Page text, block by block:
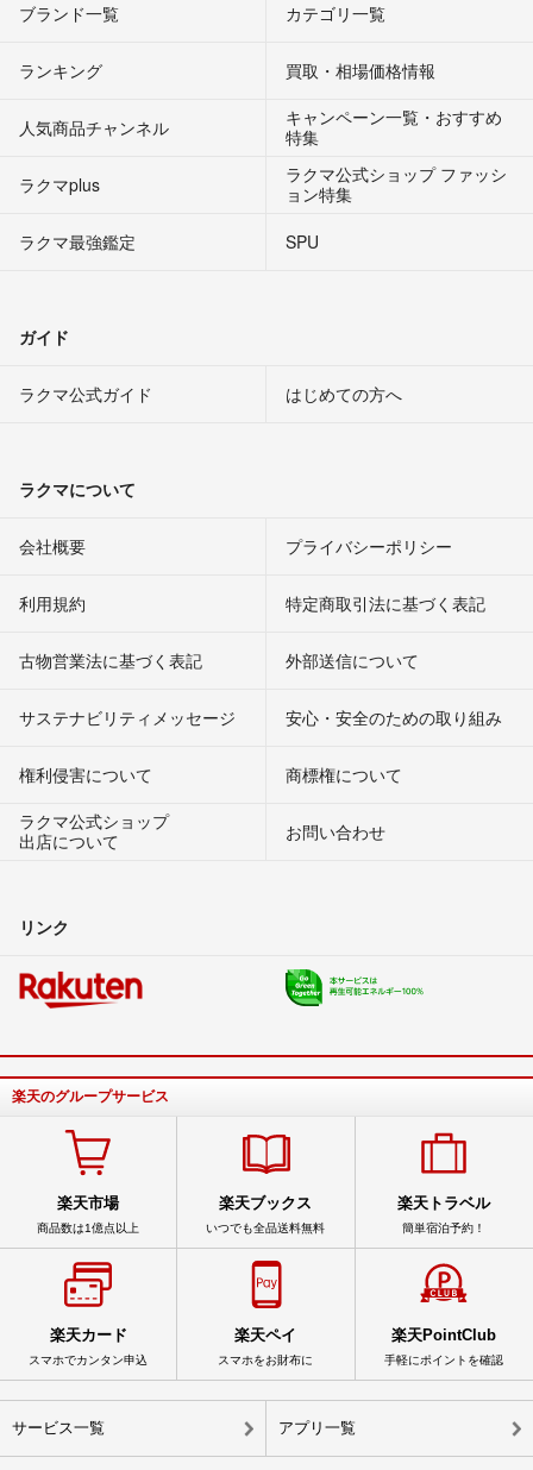
ブランド一覧 カテゴリ一覧
ランキング 買取・相場価格情報
人気商品チャンネル
キャンペーン一覧・おすすめ
特集
ラクマplus
ラクマ公式ショップ ファッシ
ョン特集
ラクマ最強鑑定
SPU
ガイド
ラクマ公式ガイド はじめての方へ
ラクマについて
会社概要 プライバシーポリシー
利用規約 特定商取引法に基づく表記
古物営業法に基づく表記 外部送信について
サステナビリティメッセージ 安心・安全のための取り組み
権利侵害について
商標権について
ラクマ公式ショップ
出店について
お問い合わせ
リンク
楽天のグループサービス
楽天市場
商品数は1億点以上
楽天ブックス
いつでも全品送料無料
楽天トラベル
簡単宿泊予約！
楽天カード
スマホでカンタン申込
楽天ペイ
スマホをお財布に
楽天PointClub
手軽にポイントを確認
サービス一覧 アプリ一覧